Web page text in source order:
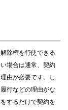
除権を行使できる
場合は通常、契約
由が必要です。し
行などの理由がな
するだけで契約を